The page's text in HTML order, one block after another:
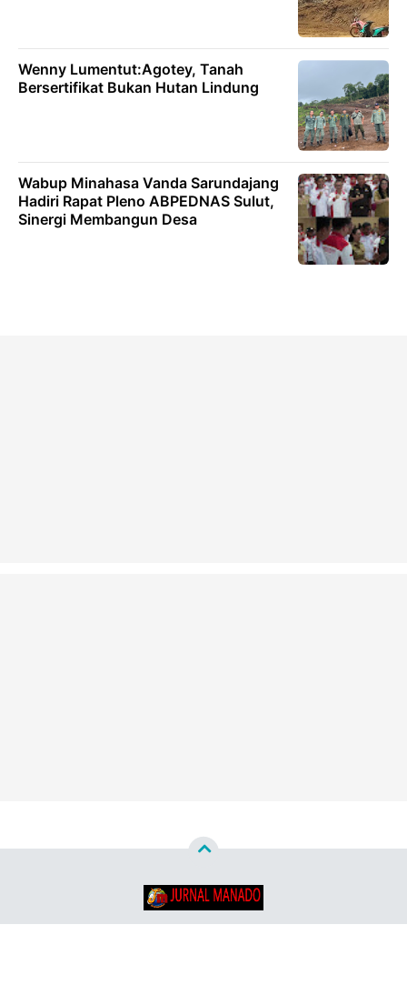
Wenny Lumentut:Agotey, Tanah
Bersertifikat Bukan Hutan Lindung
Wabup Minahasa Vanda Sarundajang
Hadiri Rapat Pleno ABPEDNAS Sulut,
Sinergi Membangun Desa
Copyright ©2026Jurnal Manado - Santun & Terpercaya™